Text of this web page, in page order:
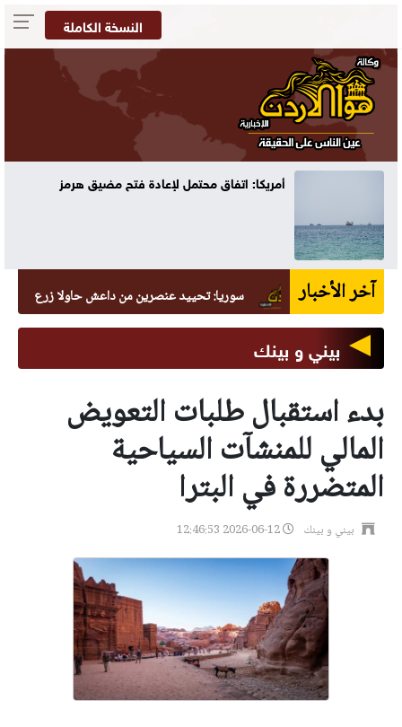
النسخة الكاملة
أمريكا: اتفاق محتمل لإعادة فتح مضيق هرمز
آخر الأخبار سوريا: تحييد عنصرين من داعش حاولا زرع عبوة في
بيني و بينك
بدء استقبال طلبات التعويض
المالي للمنشآت السياحية
المتضررة في البترا
بيني و بينك